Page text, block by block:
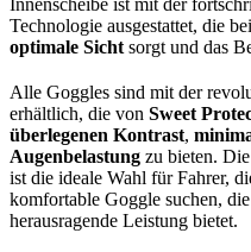
Innenscheibe ist mit der
Technologie ausgestattet, die
optimale Sicht sorgt und das
Alle Goggles sind mit der
erhältlich, die von Sweet
überlegenen Kontrast,
Augenbelastung zu bieten. Die
ist die ideale Wahl für Fahrer,
komfortable Goggle suchen,
herausragende Leistung bietet.